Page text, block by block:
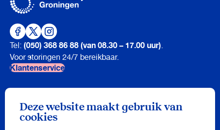
Deze website maakt gebruik van
cookies
Tel: (050) 368 86 88 (van 08.30 – 17.00 uur).
Voor storingen 24/7 bereikbaar.
Klantenservice
Nieuwsbrief
Meld je aan en ontvang drie keer per jaar onze nieuwsbrief vol
watertips!